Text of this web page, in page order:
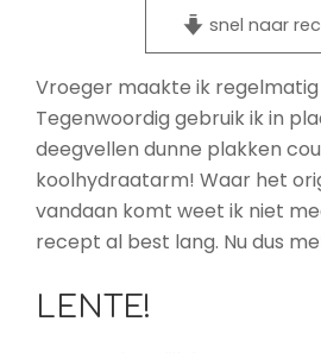
snel naar
Vroeger maakte ik regelmatig
Tegenwoordig gebruik ik in
deegvellen dunne plakken
koolhydraatarm! Waar het
vandaan komt weet ik niet
recept al best lang. Nu dus
LENTE!